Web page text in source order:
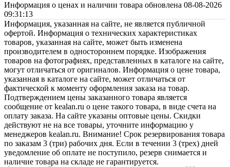
Информация о ценах и наличии товара обновлена 08-08-2026
09:31:13
Информация, указанная на сайте, не является публичной
офертой. Информация о технических характеристиках
товаров, указанная на сайте, может быть изменена
производителем в одностороннем порядке. Изображения
товаров на фотографиях, представленных в каталоге на сайте,
могут отличаться от оригиналов. Информация о цене товара,
указанная в каталоге на сайте, может отличаться от
фактической к моменту оформления заказа на товар.
Подтверждением цены заказанного товара является
сообщение от kealan.ru о цене такого товара, в виде счета на
оплату заказа. На сайте указаны оптовые цены. Скидки
действуют не на все товары, уточните информацию у
менеджеров kealan.ru. Внимание! Срок резервирования товара
по заказам 3 (три) рабочих дня. Если в течении 3 (трех) дней
уведомление об оплате не поступило, резерв снимается и
наличие товара на складе не гарантируется.